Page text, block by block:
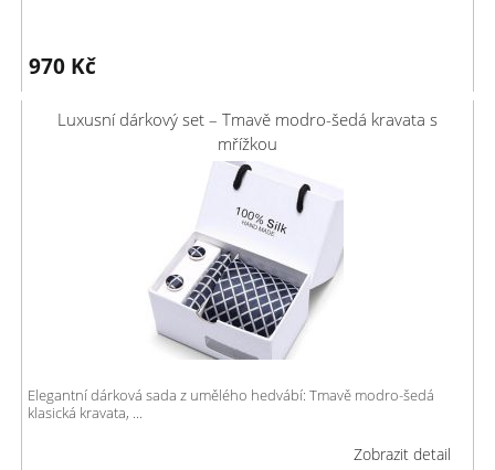
970 Kč
Luxusní dárkový set – Tmavě modro-šedá kravata s
mřížkou
Elegantní dárková sada z umělého hedvábí: Tmavě modro-šedá
klasická kravata, ...
Zobrazit detail